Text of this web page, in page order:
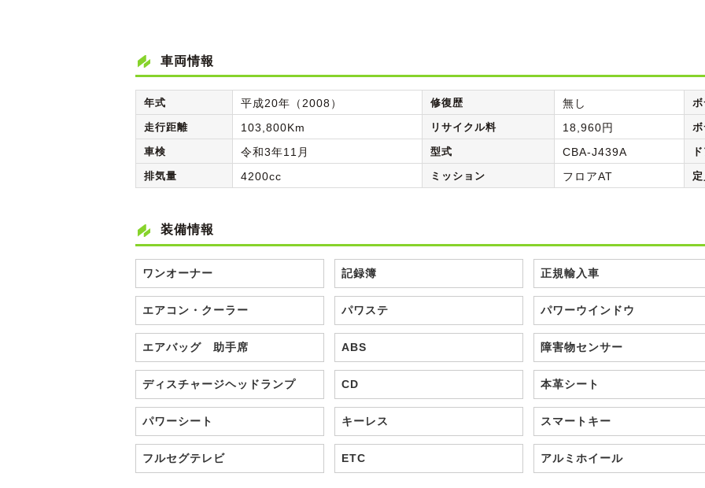
車両情報
年式 平成20年（2008） 修復歴 無し
走行距離 103,800Km リサイクル料 18,960円
車検 令和3年11月 型式 CBA-J439A
排気量 4200cc ミッション フロアAT 定
装備情報
ワンオーナー 記録簿 正規輸入車
エアコン・クーラー パワステ パワーウインドウ
エアバッグ 助手席 ABS 障害物センサー
ディスチャージヘッドランプ CD 本革シート
パワーシート キーレス スマートキー
フルセグテレビ ETC アルミホイール